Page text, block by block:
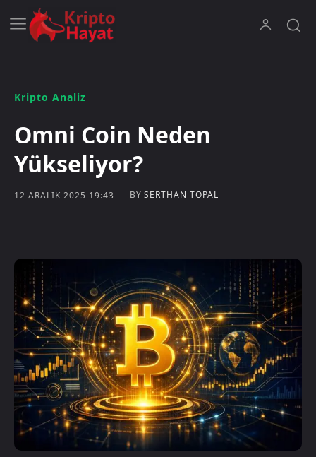
Kripto Analiz
Omni Coin Neden
Yükseliyor?
12 ARALIK 2025 19:43 BY SERTHAN TOPAL